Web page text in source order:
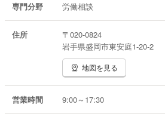
専門分野 労働相談
住所
〒020-0824
岩手県盛岡市東安庭1-20-2
地図を見る
営業時間 9:00～17:30